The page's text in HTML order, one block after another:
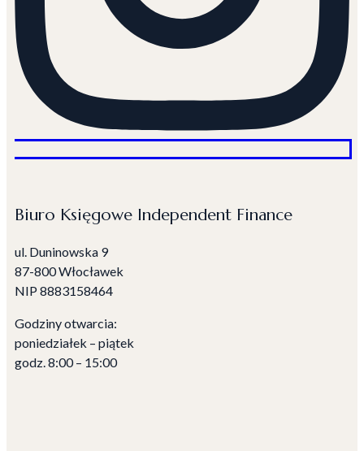
Biuro Księgowe Independent Finance
ul. Duninowska 9
87-800 Włocławek
NIP8883158464
Godziny otwarcia:
poniedziałek – piątek
godz. 8:00 – 15:00